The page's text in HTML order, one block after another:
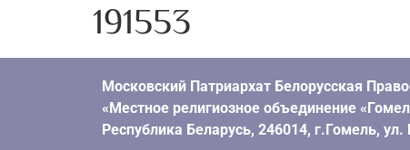
191553
Московский Патриархат Белорусская
«Местное религиозное объединение
Республика Беларусь, 246014, г.Гомель,